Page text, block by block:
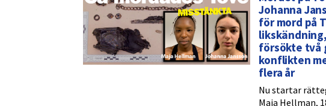
Johanna
för mord på
försökte två
konflikten
flera år
Nu startar
Maja Hellman,